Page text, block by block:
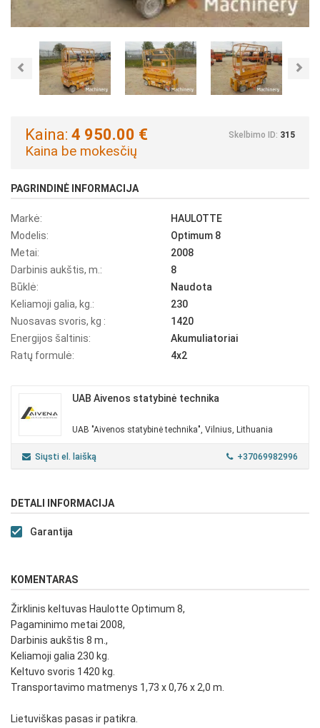
Previous
Kaina: 4 950.00 €
Kaina be mokesčių
Skelbimo ID: 315
PAGRINDINĖ INFORMACIJA
Markė:
HAULOTTE
Modelis:
Optimum 8
Metai:
2008
Darbinis aukštis, m.:
8
Būklė:
Naudota
Keliamoji galia, kg.:
230
Nuosavas svoris, kg :
1420
Energijos šaltinis:
Akumuliatoriai
Ratų formulė:
4x2
UAB Aivenos statybinė technika
UAB "Aivenos statybinė technika", Vilnius, Lithuania
Siųsti el. laišką +37069982996
DETALI INFORMACIJA
Garantija
KOMENTARAS
Žirklinis keltuvas Haulotte Optimum 8,
Pagaminimo metai 2008,
Darbinis aukštis 8 m.,
Keliamoji galia 230 kg.
Keltuvo svoris 1420 kg.
Transportavimo matmenys 1,73 x 0,76 x 2,0 m.
Lietuviškas pasas ir patikra.